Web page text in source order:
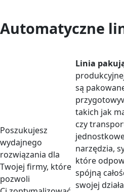
Automatyczne
Poszukujesz
wydajnego
rozwiązania dla
Twojej firmy, które
pozwoli
Linia
są
takich jak
czy
narzędzia,
które
spójną
swojej